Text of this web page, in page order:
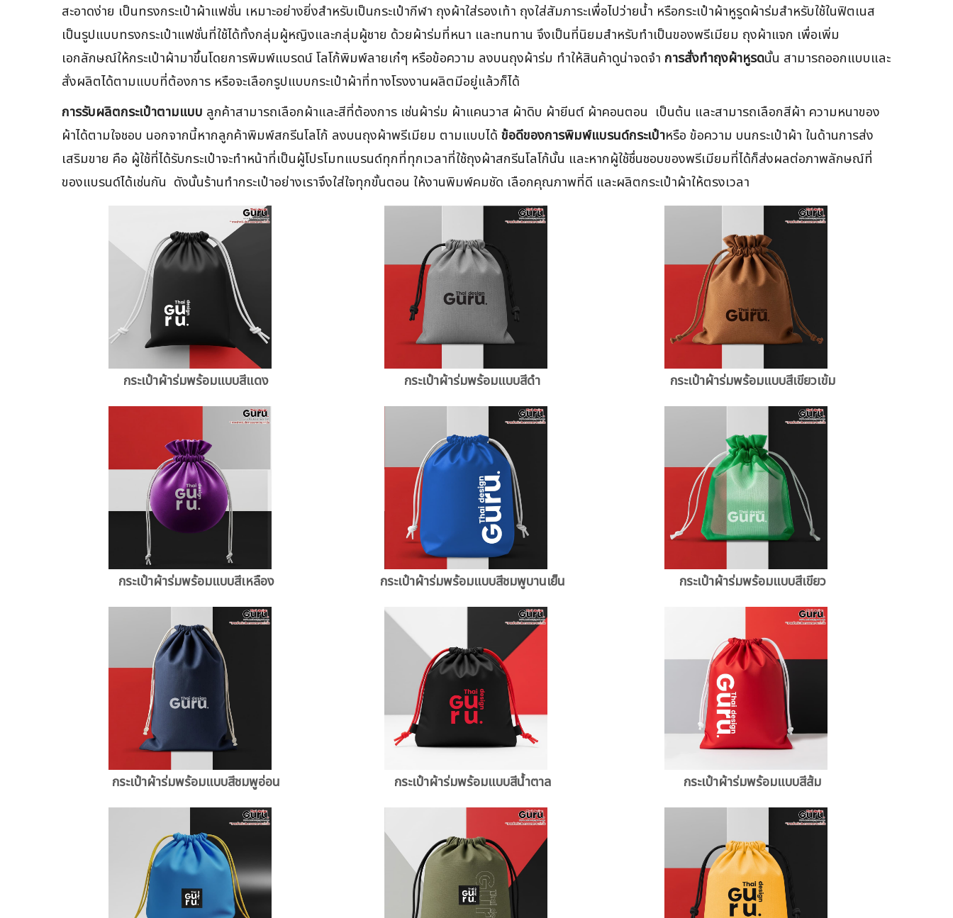
สะอาดง่าย เป็นทรงกระเป๋าผ้าแฟชั่น เหมาะอย่างยิ่งสำหรับเป็นกระเป๋ากีฬา ถุงผ้าใส่รองเท้า ถุงใส่สัมภาระเพื่อไปว่ายน้ำ หรือกระเป๋าผ้าหูรูดผ้าร่มสำหรับใช้ในฟิตเนส
เป็นรูปแบบทรงกระเป๋าแฟชั่นที่ใช้ได้ทั้งกลุ่มผู้หญิงและกลุ่มผู้ชาย ด้วยผ้าร่มที่หนา และทนทาน จึงเป็นที่นิยมสำหรับทำเป็นของพรีเมียม ถุงผ้าแจก เพื่อเพิ่ม
เอกลักษณ์ให้กระเป๋าผ้ามาขึ้นโดยการพิมพ์แบรดน์ โลโก้พิมพ์ลายเก๋ๆ หรือข้อความ ลงบนถุงผ้าร่ม ทำให้สินค้าดูน่าจดจำ การสั่งทำถุงผ้าหูรดนั้น สามารถออกแบบและ
สั่งผลิตได้ตามแบบที่ต้องการ หรือจะเลือกรูปแบบกระเป๋าผ้าที่ทางโรงงานผลิตมีอยู่แล้วก็ได้
การรับผลิตกระเป๋าตามแบบ ลูกค้าสามารถเลือกผ้าและสีที่ต้องการ เช่นผ้าร่ม ผ้าแคนวาส ผ้าดิบ ผ้ายีนต์ ผ้าคอนตอน เป็นต้น และสามารถเลือกสีผ้า ความหนาของ
ผ้าได้ตามใจชอบ นอกจากนี้หากลูกค้าพิมพ์สกรีนโลโก้ ลงบนถุงผ้าพรีเมียม ตามแบบได้ ข้อดีของการพิมพ์แบรนด์กระเป๋าหรือ ข้อความ บนกระเป๋าผ้า ในด้านการส่ง
เสริมขาย คือ ผู้ใช้ที่ได้รับกระเป๋าจะทำหน้าที่เป็นผู้โปรโมทแบรนด์ทุกที่ทุกเวลาที่ใช้ถุงผ้าสกรีนโลโก้นั้น และหากผู้ใช้ชื่นชอบของพรีเมียมที่ได้ก็ส่งผลต่อภาพลักษณ์ที่
ของแบรนด์ได้เช่นกัน ดังนั้นร้านทำกระเป๋าอย่างเราจึงใส่ใจทุกขั้นตอน ให้งานพิมพ์คมชัด เลือกคุณภาพที่ดี และผลิตกระเป๋าผ้าให้ตรงเวลา
กระเป๋าผ้าร่มพร้อมแบบสีแดง กระเป๋าผ้าร่มพร้อมแบบสีดำ กระเป๋าผ้าร่มพร้อมแบบสีเขียวเข้ม
กระเป๋าผ้าร่มพร้อมแบบสีเหลือง กระเป๋าผ้าร่มพร้อมแบบสีชมพูบานเย็น กระเป๋าผ้าร่มพร้อมแบบสีเขียว
กระเป๋าผ้าร่มพร้อมแบบสีชมพูอ่อน กระเป๋าผ้าร่มพร้อมแบบสีน้ำตาล กระเป๋าผ้าร่มพร้อมแบบสีส้ม